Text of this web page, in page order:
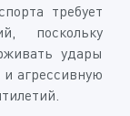
требует
поскольку
удары
агрессивную